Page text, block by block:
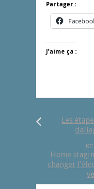
Partager :
J’aime ça :
Les
Home
changer